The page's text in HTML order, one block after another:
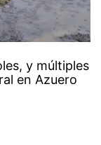
y múltiples
en Azuero